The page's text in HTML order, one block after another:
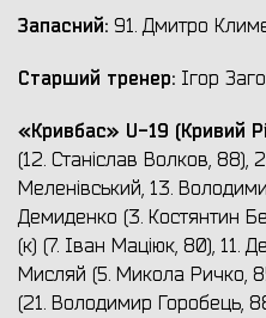
Запасний: 91. Дмитро
Старший тренер: Ігор
«Кривбас» U-19 (Кривий
(12. Станіслав Волков, 88),
Меленівський, 13.
Демиденко (3. Костянтин
(к) (7. Іван Маціюк, 80), 11.
Мисляй (5. Микола Ричко,
(21. Володимир Горобець,